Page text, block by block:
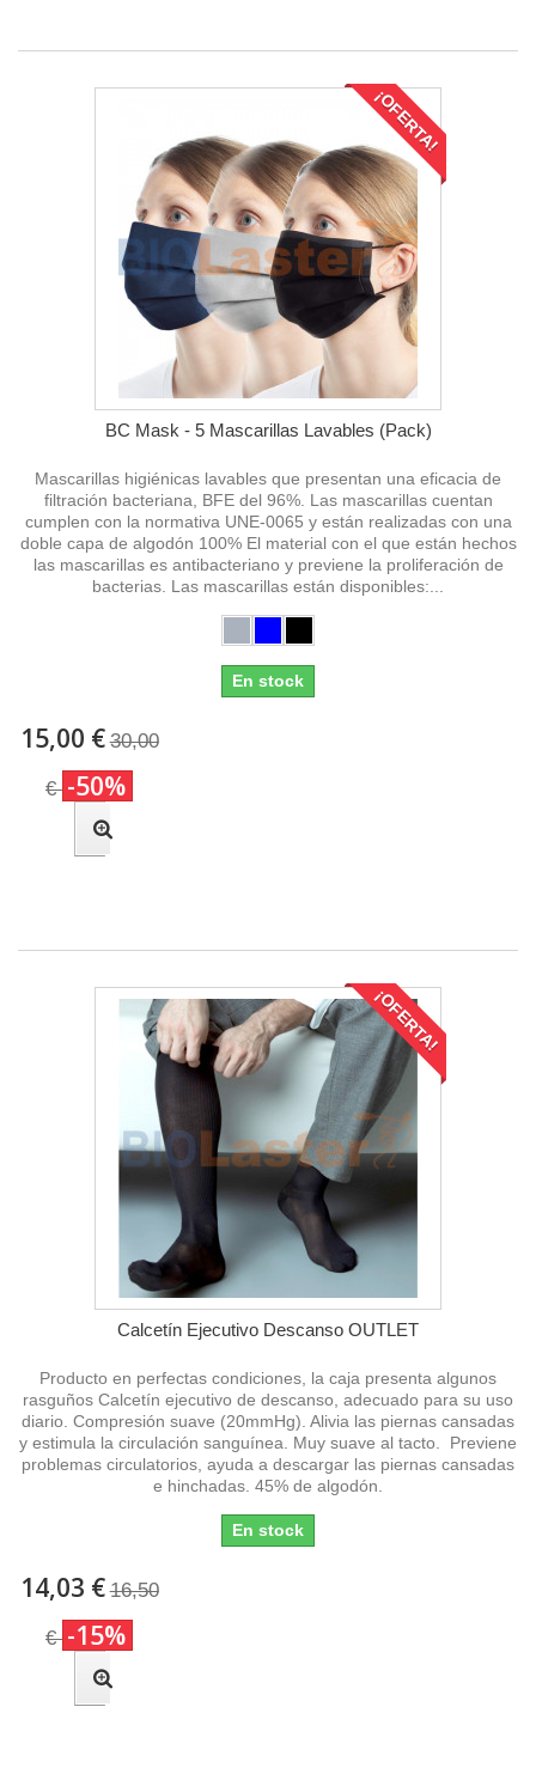
¡OFERTA!
BC Mask - 5 Mascarillas Lavables (Pack)
Mascarillas higiénicas lavables que presentan una eficacia de
filtración bacteriana, BFE del 96%. Las mascarillas cuentan
cumplen con la normativa UNE-0065 y están realizadas con una
doble capa de algodón 100% El material con el que están hechos
las mascarillas es antibacteriano y previene la proliferación de
bacterias. Las mascarillas están disponibles:...
En stock
15,00 € 30,00
€ -50%
¡OFERTA!
Calcetín Ejecutivo Descanso OUTLET
Producto en perfectas condiciones, la caja presenta algunos
rasguños Calcetín ejecutivo de descanso, adecuado para su uso
diario. Compresión suave (20mmHg). Alivia las piernas cansadas
y estimula la circulación sanguínea. Muy suave al tacto. Previene
problemas circulatorios, ayuda a descargar las piernas cansadas
e hinchadas. 45% de algodón.
En stock
14,03 € 16,50
€ -15%